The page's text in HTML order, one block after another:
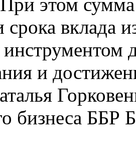
этом
вклада
и
бизнеса ББР